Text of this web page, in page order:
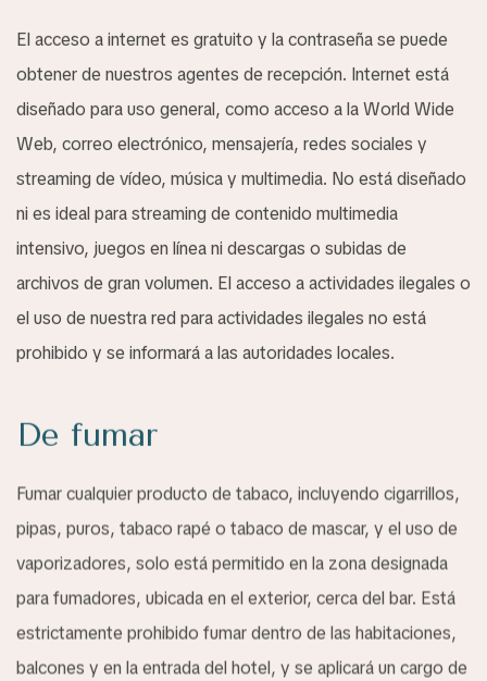
El acceso a internet es gratuito y la contraseña se puede
obtener de nuestros agentes de recepción. Internet está
diseñado para uso general, como acceso a la World Wide
Web, correo electrónico, mensajería, redes sociales y
streaming de vídeo, música y multimedia. No está diseñado
ni es ideal para streaming de contenido multimedia
intensivo, juegos en línea ni descargas o subidas de
archivos de gran volumen. El acceso a actividades ilegales o
el uso de nuestra red para actividades ilegales no está
prohibido y se informará a las autoridades locales.
De fumar
Fumar cualquier producto de tabaco, incluyendo cigarrillos,
pipas, puros, tabaco rapé o tabaco de mascar, y el uso de
vaporizadores, solo está permitido en la zona designada
para fumadores, ubicada en el exterior, cerca del bar. Está
estrictamente prohibido fumar dentro de las habitaciones,
balcones y en la entrada del hotel, y se aplicará un cargo de